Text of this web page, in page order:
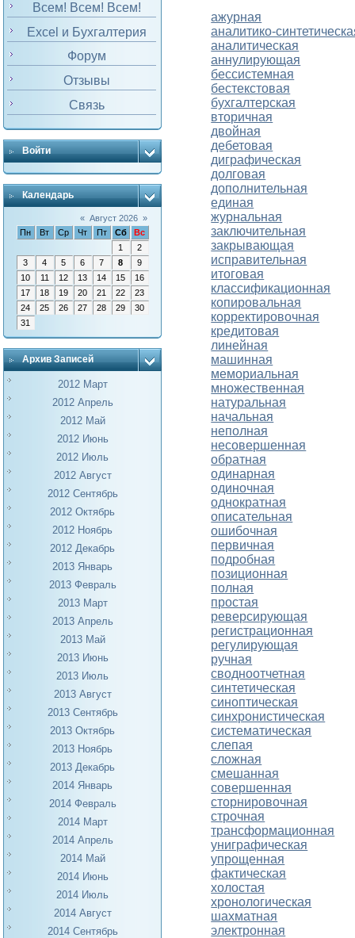
Всем! Всем! Всем!
Excel и Бухгалтерия
Форум
Отзывы
Связь
Войти
Календарь
« Август 2026 »
Пн
Вт Ср Чт Пт Сб
Вс
1
2
3
4 5 6 7 8
9
10
11 12 13 14 15
16
17
18 19 20 21 22
23
24
25 26 27 28 29
30
31
Архив Записей
2012 Март
2012 Апрель
2012 Май
2012 Июнь
2012 Июль
2012 Август
2012 Сентябрь
2012 Октябрь
2012 Ноябрь
2012 Декабрь
2013 Январь
2013 Февраль
2013 Март
2013 Апрель
2013 Май
2013 Июнь
2013 Июль
2013 Август
2013 Сентябрь
2013 Октябрь
2013 Ноябрь
2013 Декабрь
2014 Январь
2014 Февраль
2014 Март
2014 Апрель
2014 Май
2014 Июнь
2014 Июль
2014 Август
2014 Сентябрь
ажурная
аналитико-
аналитическая
аннулирующая
бессистемная
бестекстовая
бухгалтерская
вторичная
двойная
дебетовая
диграфическая
долговая
дополнительная
единая
журнальная
заключительная
закрывающая
исправительная
итоговая
классификационная
копировальная
корректировочная
кредитовая
линейная
машинная
мемориальная
множественная
натуральная
начальная
неполная
несовершенная
обратная
одинарная
одиночная
однократная
описательная
ошибочная
первичная
подробная
позиционная
полная
простая
реверсирующая
регистрационная
регулирующая
ручная
сводноотчетная
синтетическая
синоптическая
синхронистическая
систематическая
слепая
сложная
смешанная
совершенная
сторнировочная
строчная
трансформационная
униграфическая
упрощенная
фактическая
холостая
хронологическая
шахматная
электронная